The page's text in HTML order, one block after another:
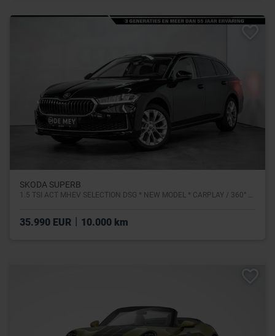
SKODA SUPERB
35.990 EUR | 10.000 km